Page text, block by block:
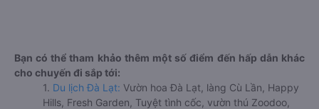
Bạn có thể tham khảo thêm một số điểm đến hấp dẫn khác
cho chuyến đi sắp tới:
1. Du lịch Đà Lạt: Vườn hoa Đà Lạt, làng Cù Lần, Happy
Hills, Fresh Garden, Tuyệt tình cốc, vườn thú Zoodoo,